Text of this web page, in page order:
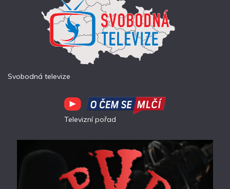
Svobodná televize
Televizní pořad